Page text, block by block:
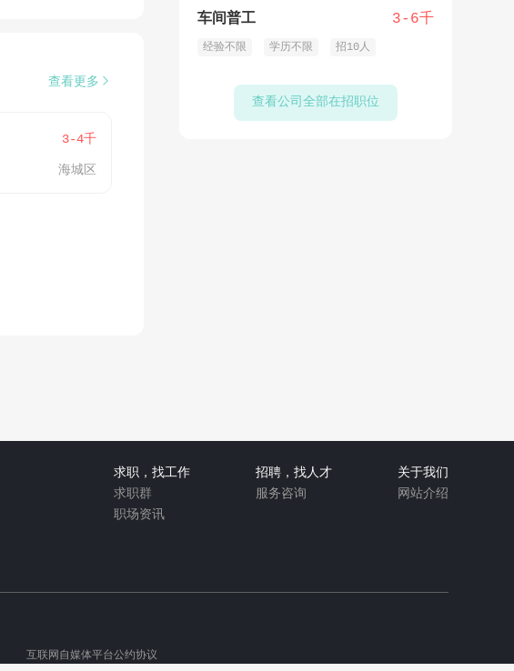
查看更多 
3-4千
海城区
车间普工 3-6千
经验不限 学历不限 招10人
查看公司全部在招职位
求职，找工作
求职群
职场资讯
招聘，找人才
服务咨询
关于我们
网站介绍
互联网自媒体平台公约协议